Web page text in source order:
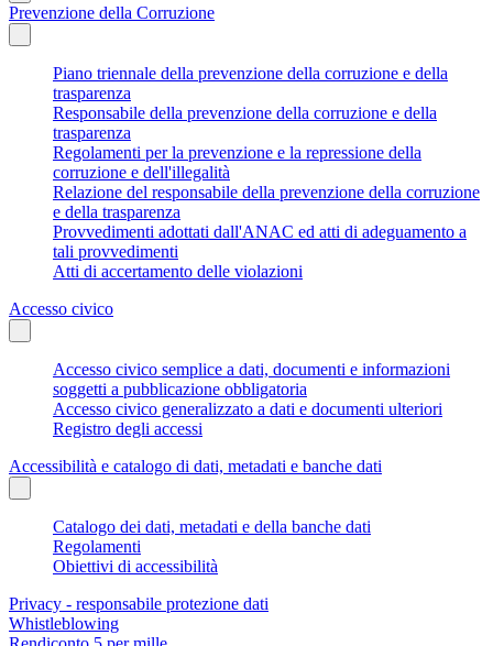
Prevenzione della Corruzione
Piano triennale della prevenzione della corruzione e della
trasparenza
Responsabile della prevenzione della corruzione e della
trasparenza
Regolamenti per la prevenzione e la repressione della
corruzione e dell'illegalità
Relazione del responsabile della prevenzione della corruzione
e della trasparenza
Provvedimenti adottati dall'ANAC ed atti di adeguamento a
tali provvedimenti
Atti di accertamento delle violazioni
Accesso civico
Accesso civico semplice a dati, documenti e informazioni
soggetti a pubblicazione obbligatoria
Accesso civico generalizzato a dati e documenti ulteriori
Registro degli accessi
Accessibilità e catalogo di dati, metadati e banche dati
Catalogo dei dati, metadati e della banche dati
Regolamenti
Obiettivi di accessibilità
Privacy - responsabile protezione dati
Whistleblowing